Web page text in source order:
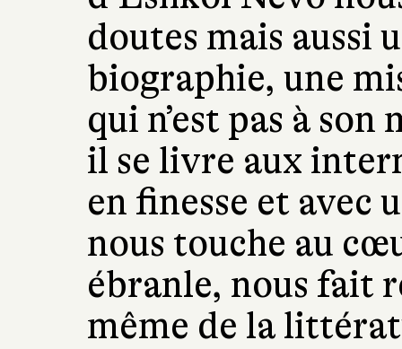
doutes mais aussi
biographie, une
qui n’est pas à
il se livre aux
en finesse et avec
nous touche au
ébranle, nous fait
même de la